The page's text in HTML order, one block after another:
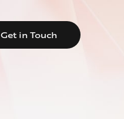
Get in Touch